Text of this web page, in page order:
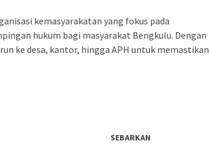
kemasyarakatan yang fokus pada
hukum bagi masyarakat Bengkulu. Dengan
ke desa, kantor, hingga APH untuk memastikan
SEBARKAN